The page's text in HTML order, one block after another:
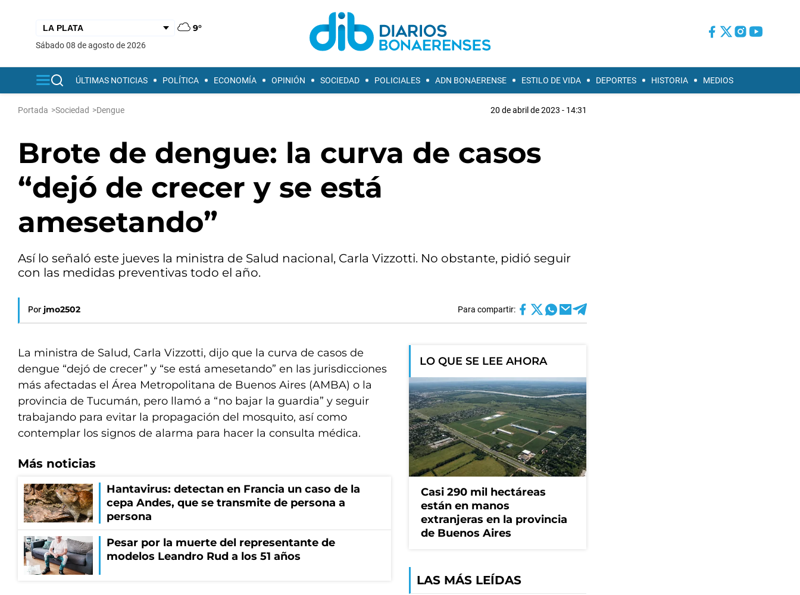
9°
sábado 08 de agosto de 2026
ÚLTIMAS NOTICIAS POLÍTICA ECONOMÍA OPINIÓN SOCIEDAD POLICIALES ADN BONAERENSE ESTILO DE VIDA DEPORTES HISTORIA MEDIOS
Portada >Sociedad >Dengue 20 de abril de 2023 - 14:31
Brote de dengue: la curva de casos
“dejó de crecer y se está
amesetando”
Así lo señaló este jueves la ministra de Salud nacional, Carla Vizzotti. No obstante, pidió seguir
con las medidas preventivas todo el año.
Por jmo2502 Para compartir:
La ministra de Salud, Carla Vizzotti, dijo que la curva de casos de
dengue “dejó de crecer” y “se está amesetando” en las jurisdicciones
más afectadas el Área Metropolitana de Buenos Aires (AMBA) o la
provincia de Tucumán, pero llamó a “no bajar la guardia” y seguir
trabajando para evitar la propagación del mosquito, así como
contemplar los signos de alarma para hacer la consulta médica.
Más noticias
Hantavirus: detectan en Francia un caso de la
cepa Andes, que se transmite de persona a
persona
Pesar por la muerte del representante de
modelos Leandro Rud a los 51 años
LO QUE SE LEE AHORA
Casi 290 mil hectáreas
están en manos
extranjeras en la provincia
de Buenos Aires
LAS MÁS LEÍDAS